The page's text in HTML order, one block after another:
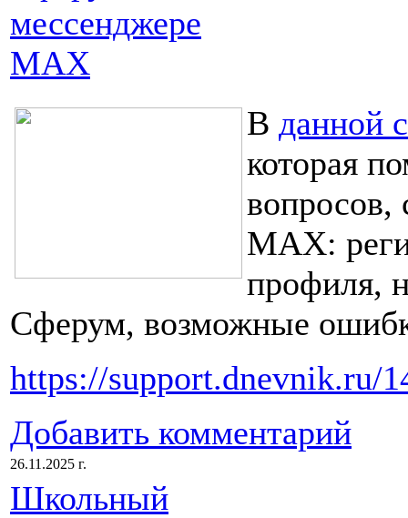
мессенджере
МАХ
В данной
которая
вопросов,
MAX:
профиля,
Сферум, возможные
https://support.dnevnik.ru/
Добавить комментарий
26.11.2025 г.
Школьный